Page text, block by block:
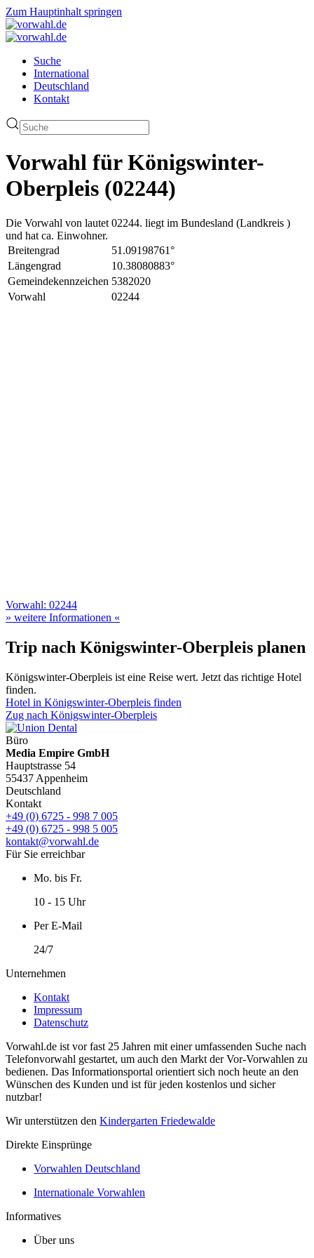
Zum Hauptinhalt springen
Suche
International
Deutschland
Kontakt
Vorwahl für Königswinter-
Oberpleis (02244)
Die Vorwahl von lautet 02244. liegt im Bundesland (Landkreis )
und hat ca. Einwohner.
Breitengrad
51.09198761°
Längengrad
10.38080883°
Gemeindekennzeichen 5382020
Vorwahl
02244
Vorwahl: 02244
» weitere Informationen «
Trip nach Königswinter-Oberpleis planen
Königswinter-Oberpleis ist eine Reise wert. Jetzt das richtige Hotel
finden.
Hotel in Königswinter-Oberpleis finden
Zug nach Königswinter-Oberpleis
Büro
Media Empire GmbH
Hauptstrasse 54
55437 Appenheim
Deutschland
Kontakt
+49 (0) 6725 - 998 7 005
+49 (0) 6725 - 998 5 005
kontakt@vorwahl.de
Für Sie erreichbar
Mo. bis Fr.
10 - 15 Uhr
Per E-Mail
24/7
Unternehmen
Kontakt
Impressum
Datenschutz
Vorwahl.de ist vor fast 25 Jahren mit einer umfassenden Suche nach
Telefonvorwahl gestartet, um auch den Markt der Vor-Vorwahlen zu
bedienen. Das Informationsportal orientiert sich noch heute an den
Wünschen des Kunden und ist für jeden kostenlos und sicher
nutzbar!
Wir unterstützen den Kindergarten Friedewalde
Direkte Einsprünge
Vorwahlen Deutschland
Internationale Vorwahlen
Informatives
Über uns